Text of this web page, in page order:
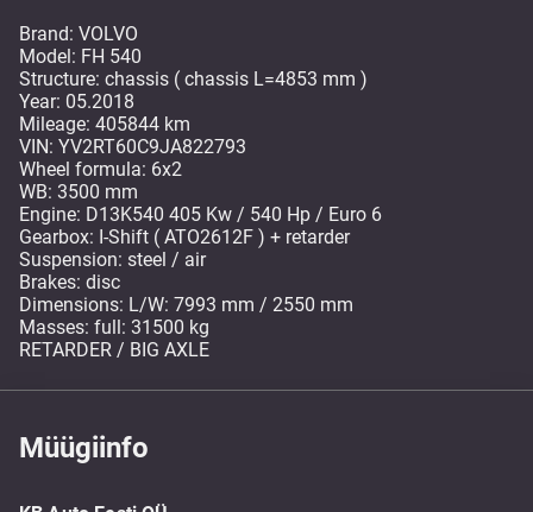
Brand: VOLVO
Model: FH 540
Structure: chassis ( chassis L=4853 mm )
Year: 05.2018
Mileage: 405844 km
VIN: YV2RT60C9JA822793
Wheel formula: 6x2
WB: 3500 mm
Engine: D13K540 405 Kw / 540 Hp / Euro 6
Gearbox: I-Shift ( ATO2612F ) + retarder
Suspension: steel / air
Brakes: disc
Dimensions: L/W: 7993 mm / 2550 mm
Masses: full: 31500 kg
RETARDER / BIG AXLE
Müügiinfo